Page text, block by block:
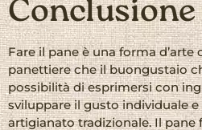
Conclusione
Fare il pane è una forma d’arte
panettiere che il buongustaio
possibilità di esprimersi con
sviluppare il gusto individuale
artigianato tradizionale. Il pane